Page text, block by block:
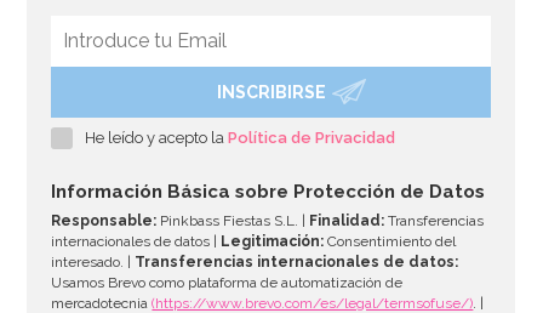
Juego 10 Vasos 18 años Oro 220 ml
AÑADIR
INSCRIBIRSE
He leído y acepto laPolítica de Privacidad
Información Básica sobre Protección de Datos
Responsable: Pinkbass Fiestas S.L. | Finalidad: Transferencias
internacionales de datos |
Legitimación: Consentimiento del
interesado. | Transferencias internacionales de datos:
Usamos Brevo como plataforma de automatización de
mercadotecnia(https://www.brevo.com/es/legal/termsofuse/). |